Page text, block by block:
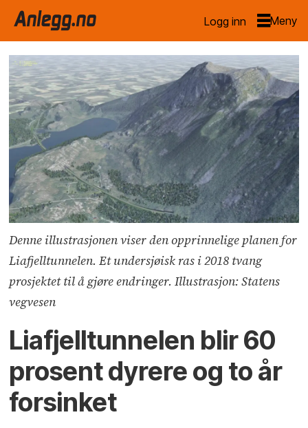
Logg inn
Denne illustrasjonen viser den opprinnelige planen for
Liafjelltunnelen. Et undersjøisk ras i 2018 tvang
prosjektet til å gjøre endringer. Illustrasjon: Statens
vegvesen
Liafjelltunnelen blir 60
prosent dyrere og to år
forsinket